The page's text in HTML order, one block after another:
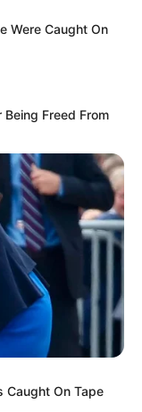
Were Caught On
Freed From
Caught On Tape